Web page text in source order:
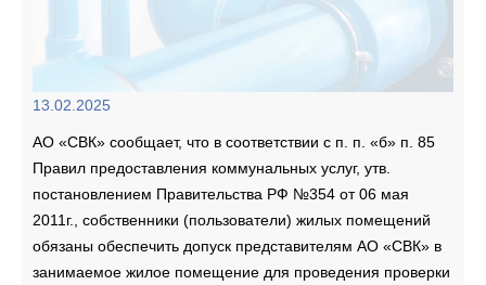
13.02.2025
АО «СВК» сообщает, что в соответствии с п. п. «б» п. 85
Правил предоставления коммунальных услуг, утв.
постановлением Правительства РФ №354 от 06 мая
2011г., собственники (пользователи) жилых помещений
обязаны обеспечить допуск представителям АО «СВК» в
занимаемое жилое помещение для проведения проверки